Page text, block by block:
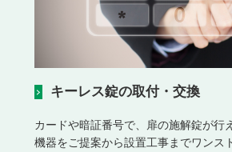
キーレス錠の取付・交換
カードや暗証番号で、扉の施解錠が行
機器をご提案から設置工事までワンス